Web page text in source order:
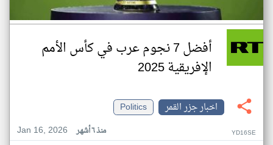
أفضل 7 نجوم عرب في كأس الأمم
الإفريقية 2025
اخبار جزر القمر
Politics
Jan 16, 2026
منذ ٦ أشهر YD16SE